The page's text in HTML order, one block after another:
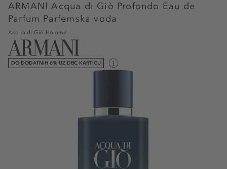
ARMANIAcqua di Giò Profondo Eau de
Parfum Parfemska voda
Acqua di Giò Homme
DO DODATNIH 6% UZ DBC KARTICU